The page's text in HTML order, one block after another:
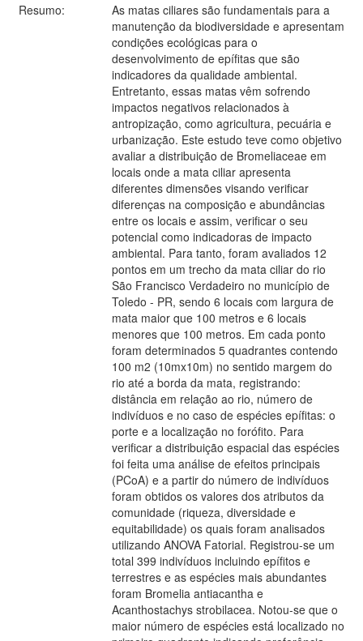
Resumo:
As matas ciliares são fundamentais para a
manutenção da biodiversidade e apresentam
condições ecológicas para o
desenvolvimento de epífitas que são
indicadores da qualidade ambiental.
Entretanto, essas matas vêm sofrendo
impactos negativos relacionados à
antropização, como agricultura, pecuária e
urbanização. Este estudo teve como objetivo
avaliar a distribuição de Bromeliaceae em
locais onde a mata ciliar apresenta
diferentes dimensões visando verificar
diferenças na composição e abundâncias
entre os locais e assim, verificar o seu
potencial como indicadoras de impacto
ambiental. Para tanto, foram avaliados 12
pontos em um trecho da mata ciliar do rio
São Francisco Verdadeiro no município de
Toledo - PR, sendo 6 locais com largura de
mata maior que 100 metros e 6 locais
menores que 100 metros. Em cada ponto
foram determinados 5 quadrantes contendo
100 m2 (10mx10m) no sentido margem do
rio até a borda da mata, registrando:
distância em relação ao rio, número de
indivíduos e no caso de espécies epífitas: o
porte e a localização no forófito. Para
verificar a distribuição espacial das espécies
foi feita uma análise de efeitos principais
(PCoA) e a partir do número de indivíduos
foram obtidos os valores dos atributos da
comunidade (riqueza, diversidade e
equitabilidade) os quais foram analisados
utilizando ANOVA Fatorial. Registrou-se um
total 399 indivíduos incluindo epífitos e
terrestres e as espécies mais abundantes
foram Bromelia antiacantha e
Acanthostachys strobilacea. Notou-se que o
maior número de espécies está localizado no